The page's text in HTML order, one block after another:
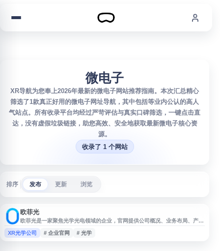
微电子
XR导航为您奉上2026年最新的微电子网站推荐指南。本次汇总精心
筛选了1款真正好用的微电子网址导航，其中包括等业内公认的高人
气站点。所有收录平台均经过严苛评估与真实口碑筛选，一键点击直
达，没有虚假垃圾链接，助您高效、安全地获取最新微电子核心资
源。
收录了 1 个网站
排序 发布 更新 浏览
欧菲光
欧菲光是一家聚焦光学光电领域的企业，官网提供公司概况、业务布局、产品
与解决方案、新闻动态、投资者关系及人才招聘等信息。其业务涵盖光学影
像、智能汽车、微电子等相关方向，服务于消费电子、汽车电子及智能终端等
XR光学公司 # 企业官网 # 光学